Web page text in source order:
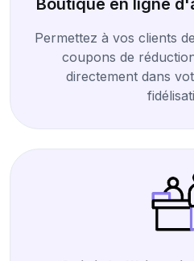
Boutique en ligne
Permettez à vos clients
coupons de
directement dans